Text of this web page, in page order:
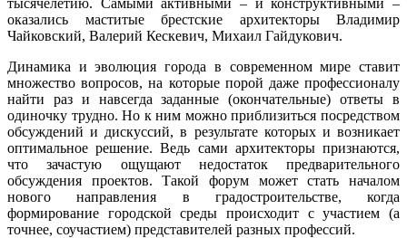
оказались маститые брестские архитекторы Владимир
Чайковский, Валерий Кескевич, Михаил Гайдукович.
Динамика и эволюция города в современном мире ставит
множество вопросов, на которые порой даже профессионалу
найти раз и навсегда заданные (окончательные) ответы в
одиночку трудно. Но к ним можно приблизиться посредством
обсуждений и дискуссий, в результате которых и возникает
оптимальное решение. Ведь сами архитекторы признаются,
что зачастую ощущают недостаток предварительного
обсуждения проектов. Такой форум может стать началом
нового направления в градостроительстве, когда
формирование городской среды происходит с участием (а
точнее, соучастием) представителей разных профессий.